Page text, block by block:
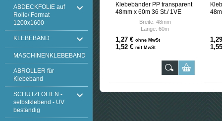
ABDECKFOLIE auf
Rolle/ Format
1200x1600
KLEBEBAND
MASCHINENKLEBEBAND
ABROLLER für
Klebeband
SCHUTZFOLIEN -
selbstklebend - UV
beständig
Klebebänder PP transparent
48mm x 60m 36 St./ 1VE
Breite: 48mm
Länge: 60m
Technische Charakteristik:
Kleber: Hot-Melt
Stärke der Folie: 25
Mikrons
Gesamtdicke 40my
Temperaturwiderstand:
1,27 € ohne MwSt
1,52 € mit MwSt